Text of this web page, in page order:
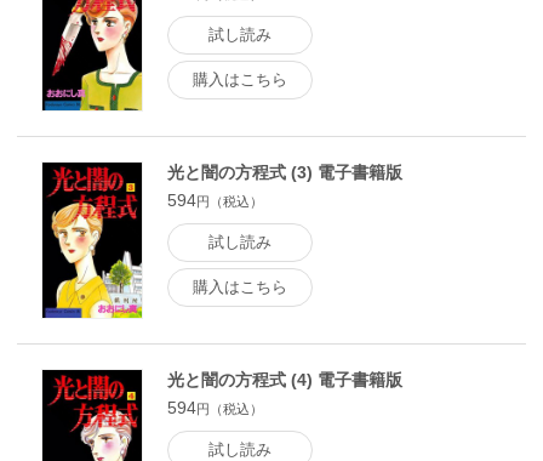
試し読み
購入はこちら
光と闇の方程式 (3) 電子書籍版
594円（税込）
試し読み
購入はこちら
光と闇の方程式 (4) 電子書籍版
594円（税込）
試し読み